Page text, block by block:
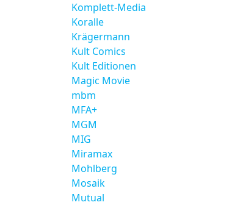
Komplett-Media
Koralle
Krägermann
Kult Comics
Kult Editionen
Magic Movie
mbm
MFA+
MGM
MIG
Miramax
Mohlberg
Mosaik
Mutual